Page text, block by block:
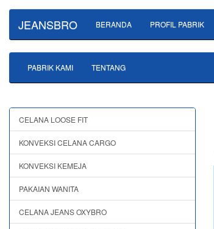
JEANSBRO BERANDA PROFIL PABRIK
PABRIK KAMI TENTANG
CELANA LOOSE FIT
KONVEKSI CELANA CARGO
KONVEKSI KEMEJA
PAKAIAN WANITA
CELANA JEANS OXYBRO